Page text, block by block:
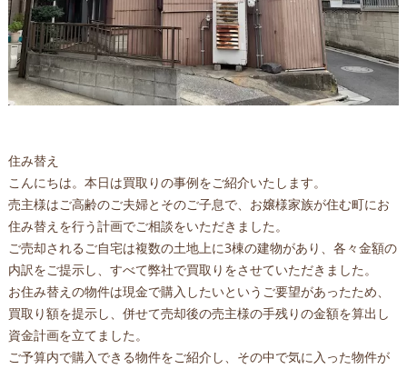
住み替え
こんにちは。本日は買取りの事例をご紹介いたします。
売主様はご高齢のご夫婦とそのご子息で、お嬢様家族が住む町にお
住み替えを行う計画でご相談をいただきました。
ご売却されるご自宅は複数の土地上に3棟の建物があり、各々金額の
内訳をご提示し、すべて弊社で買取りをさせていただきました。
お住み替えの物件は現金で購入したいというご要望があったため、
買取り額を提示し、併せて売却後の売主様の手残りの金額を算出し
資金計画を立てました。
ご予算内で購入できる物件をご紹介し、その中で気に入った物件が